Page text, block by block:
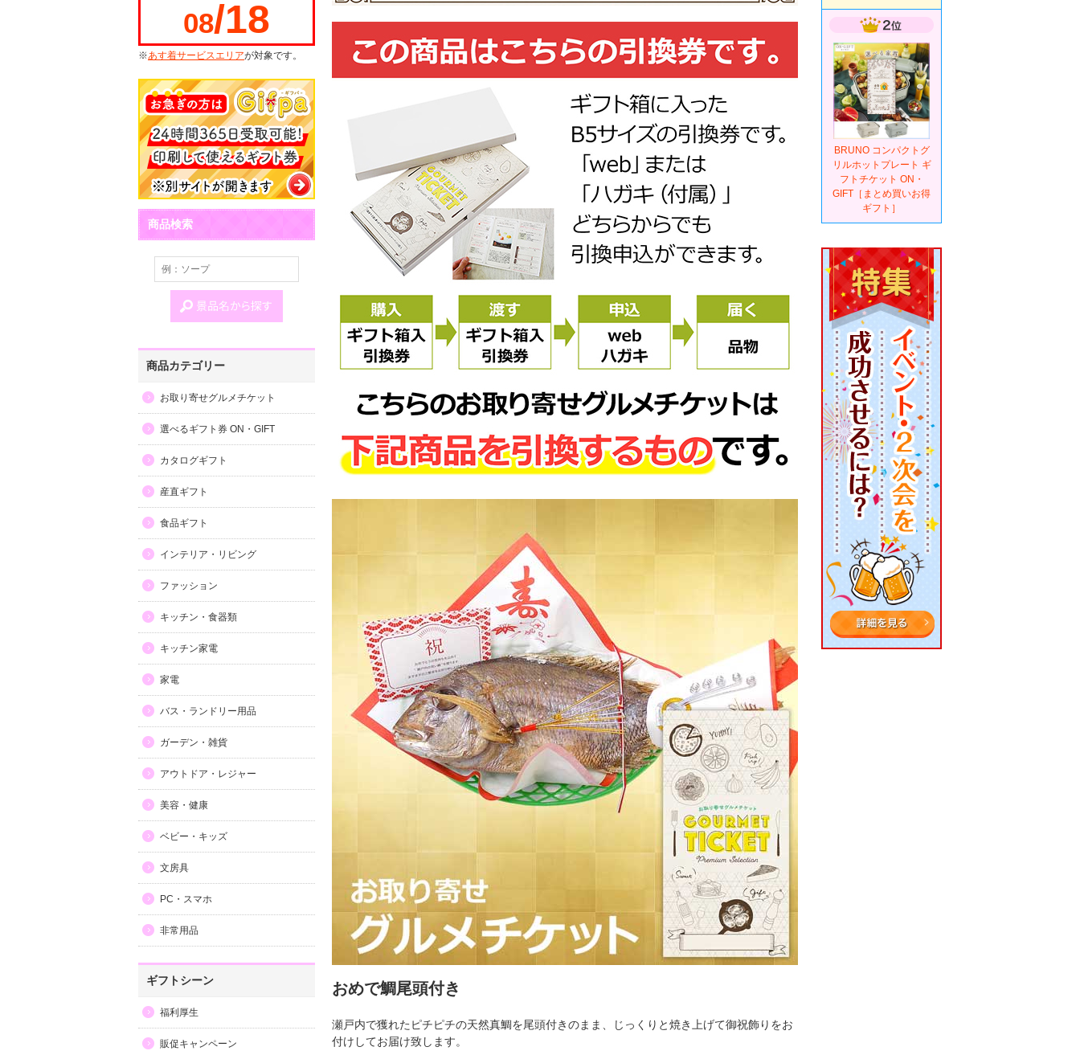
08/18
※あす着サービスエリアが対象です。
商品検索
商品カテゴリー
お取り寄せグルメチケット
選べるギフト券 ON・GIFT
カタログギフト
産直ギフト
食品ギフト
インテリア・リビング
ファッション
キッチン・食器類
キッチン家電
家電
バス・ランドリー用品
ガーデン・雑貨
アウトドア・レジャー
美容・健康
ベビー・キッズ
文房具
PC・スマホ
非常用品
ギフトシーン
福利厚生
販促キャンペーン
おめで鯛尾頭付き
瀬戸内で獲れたピチピチの天然真鯛を尾頭付きのまま、じっくりと焼き上げて御祝飾りをお
付けしてお届け致します。
BRUNO コンパクトグ
リルホットプレート ギ
フトチケット ON・
GIFT［まとめ買いお得
ギフト］